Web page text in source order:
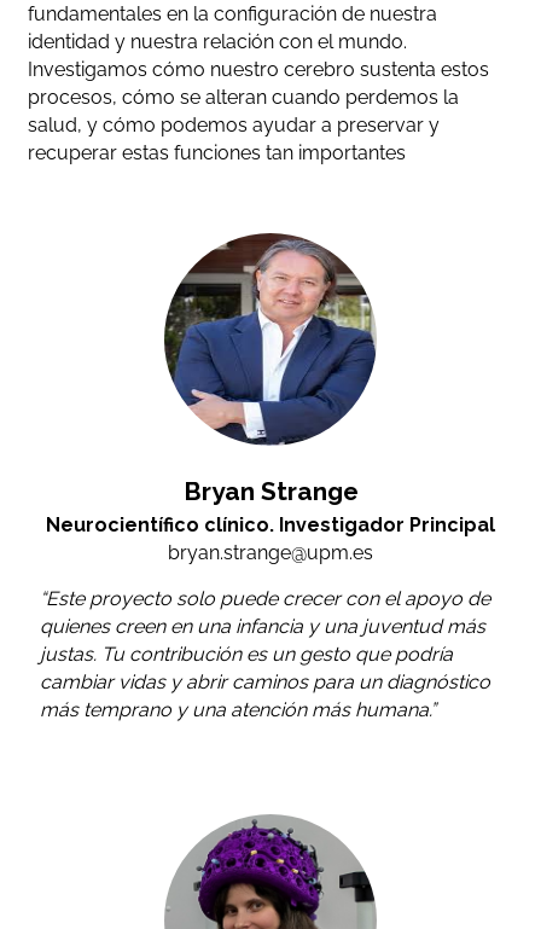
fundamentales en la configuración de nuestra
identidad y nuestra relación con el mundo.
Investigamos cómo nuestro cerebro sustenta estos
procesos, cómo se alteran cuando perdemos la
salud, y cómo podemos ayudar a preservar y
recuperar estas funciones tan importantes
Bryan Strange
Neurocientífico clínico. Investigador Principal
bryan.strange@upm.es
“Este proyecto solo puede crecer con el apoyo de
quienes creen en una infancia y una juventud más
justas. Tu contribución es un gesto que podría
cambiar vidas y abrir caminos para un diagnóstico
más temprano y una atención más humana.”